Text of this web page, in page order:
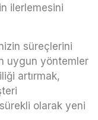
ilerlemesini
süreçlerini
uygun yöntemler
artırmak,
olarak yeni